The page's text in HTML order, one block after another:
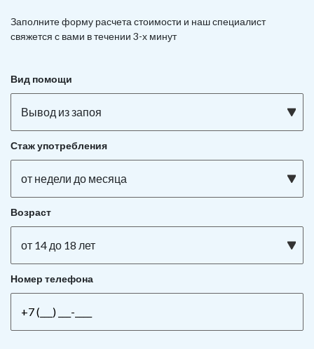
Заполните форму расчета стоимости и нашспециалист
свяжется с вами в течении 3-х минут
Вид помощи
Вывод из запоя
Стаж употребления
от недели до месяца
Возраст
от 14 до 18 лет
Номер телефона